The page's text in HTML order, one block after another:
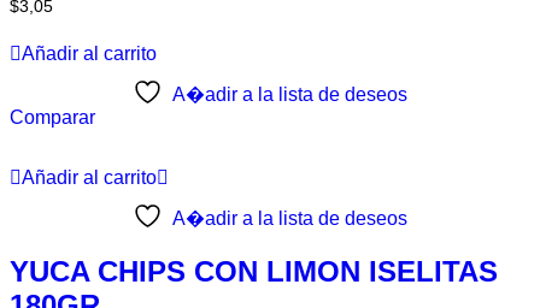
$3,05
Añadir al carrito
A�adir a la lista de deseos
Comparar
Añadir al carrito
A�adir a la lista de deseos
YUCA CHIPS CON LIMON ISELITAS